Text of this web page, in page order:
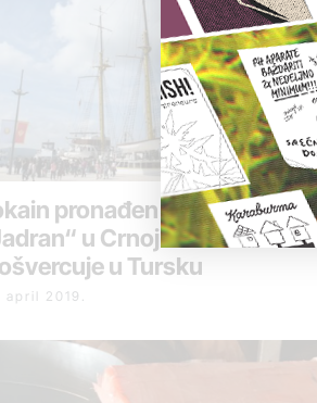
pronađen na brodu
u Crnoj Gori trebalo
u Tursku
april 2019.